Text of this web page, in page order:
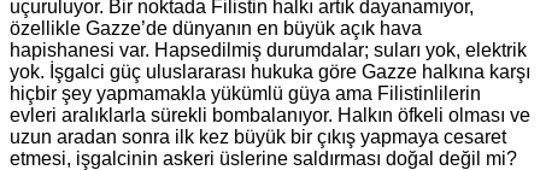
uçuruluyor. Bir noktada Filistin halkı artık dayanamıyor,
özellikle Gazze’de dünyanın en büyük açık hava
hapishanesi var. Hapsedilmiş durumdalar; suları yok, elektrik
yok. İşgalci güç uluslararası hukuka göre Gazze halkına karşı
hiçbir şey yapmamakla yükümlü güya ama Filistinlilerin
evleri aralıklarla sürekli bombalanıyor. Halkın öfkeli olması ve
uzun aradan sonra ilk kez büyük bir çıkış yapmaya cesaret
etmesi, işgalcinin askeri üslerine saldırması doğal değil mi?